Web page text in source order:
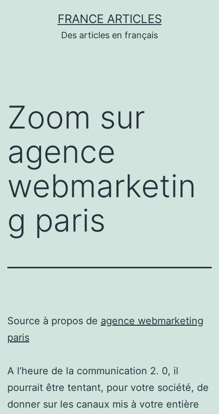
FRANCE ARTICLES
Des articles en français
Zoom sur
agence
webmarketin
g paris
Source à propos de agence webmarketing
paris
A l’heure de la communication 2. 0, il
pourrait être tentant, pour votre société, de
donner sur les canaux mis à votre entière